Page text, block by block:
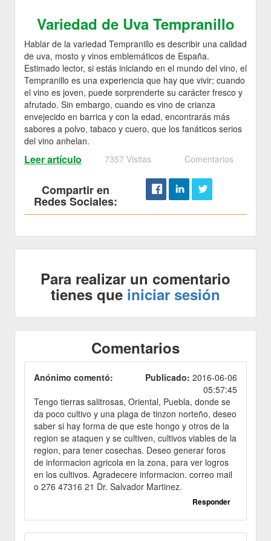
Variedad de Uva Tempranillo
Hablar de la variedad Tempranillo es describir una calidad
de uva, mosto y vinos emblemáticos de España.
Estimado lector, si estás iniciando en el mundo del vino, el
Tempranillo es una experiencia que hay que vivir; cuando
el vino es joven, puede sorprenderte su carácter fresco y
afrutado. Sin embargo, cuando es vino de crianza
envejecido en barrica y con la edad, encontrarás más
sabores a polvo, tabaco y cuero, que los fanáticos serios
del vino anhelan.
Leer artículo 7357 Visitas Comentarios
Compartir en
Redes Sociales:
Para realizar un comentario
tienes que iniciar sesión
Comentarios
Anónimo comentó: Publicado: 2016-06-06
05:57:45
Tengo tierras salitrosas, Oriental, Puebla, donde se
da poco cultivo y una plaga de tinzon norteño, deseo
saber si hay forma de que este hongo y otros de la
region se ataquen y se cultiven, cultivos viables de la
region, para tener cosechas. Deseo generar foros
de informacion agricola en la zona, para ver logros
en los cultivos. Agradecere informacion. correo mail
o 276 47316 21 Dr. Salvador Martinez.
Responder